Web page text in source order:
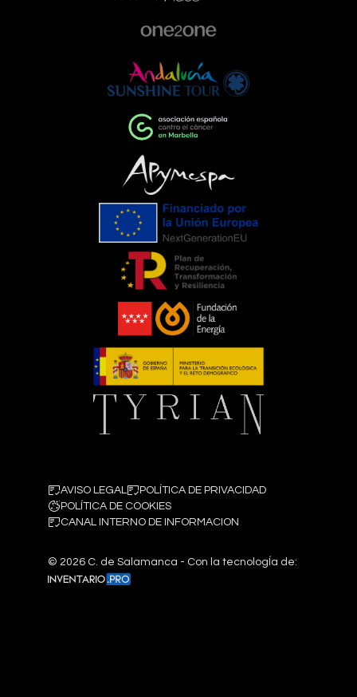
AVISO LEGAL
POLÍTICA DE PRIVACIDAD
POLÍTICA DE COOKIES
CANAL INTERNO DE INFORMACION
© 2026 C. de Salamanca - Con la tecnologÍa de: